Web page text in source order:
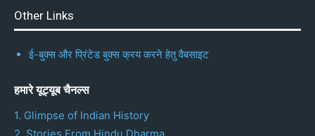
Other Links
ई-बुक्स और प्रिंटेड बुक्स क्रय करने हेतु वैबसाइट
हमारे यूट्यूब चैनल्स
1. Glimpse of Indian History